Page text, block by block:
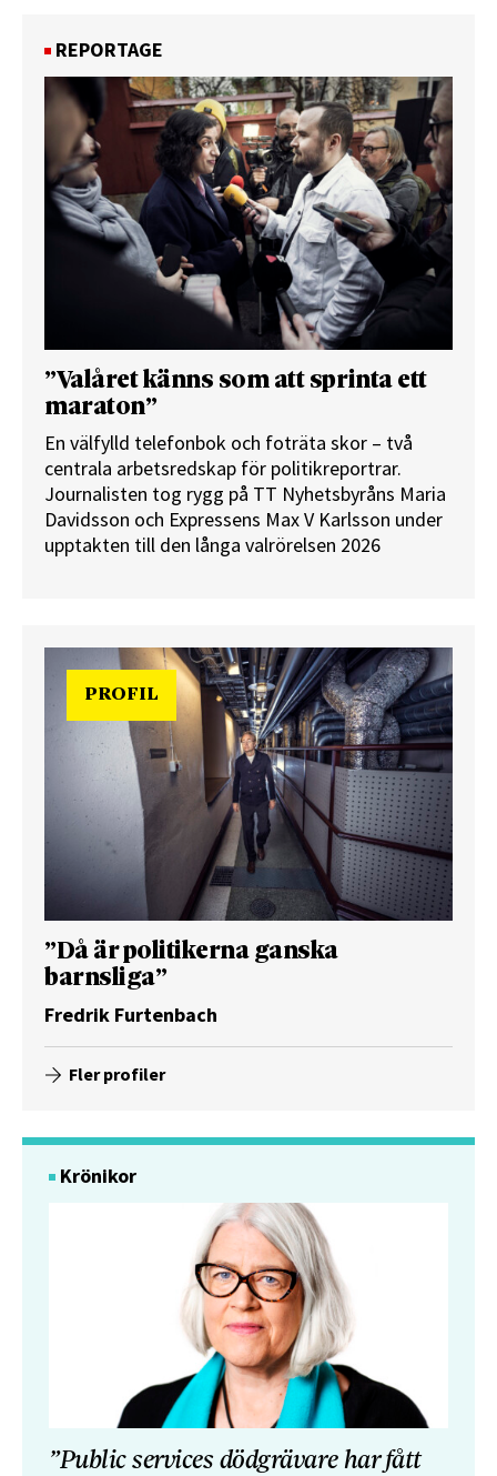
REPORTAGE
”Valåret känns som att sprinta ett
maraton”
En välfylld telefonbok och foträta skor – två
centrala arbetsredskap för politikreportrar.
Journalisten tog rygg på TT Nyhetsbyråns Maria
Davidsson och Expressens Max V Karlsson under
upptakten till den långa valrörelsen 2026
PROFIL
”Då är politikerna ganska
barnsliga”
Fredrik Furtenbach
Fler profiler
Krönikor
”Public services dödgrävare har fått